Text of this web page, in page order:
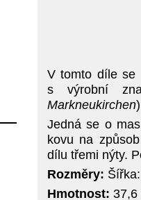
V tomto díle
s výrobní
Markneukirchen
Jedná se o
kovu na
dílu třemi nýty.
Rozměry:
Hmotnost: 37,6